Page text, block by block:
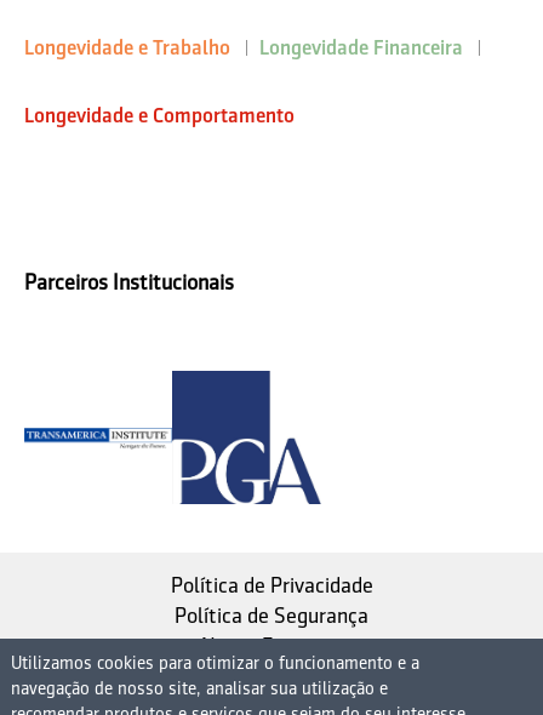
Longevidade e Trabalho Longevidade Financeira
Longevidade e Comportamento
Parceiros Institucionais
Política de Privacidade
Política de Segurança
Nosso Estatuto
Instituto de Longevidade MAG, uma empresa do
Utilizamos cookies para otimizar o funcionamento e a
navegação de nosso site, analisar sua utilização e